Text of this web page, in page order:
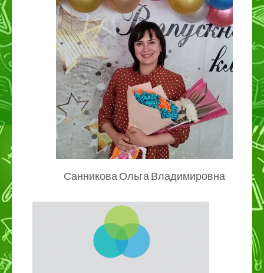
Санникова Ольга Владимировна